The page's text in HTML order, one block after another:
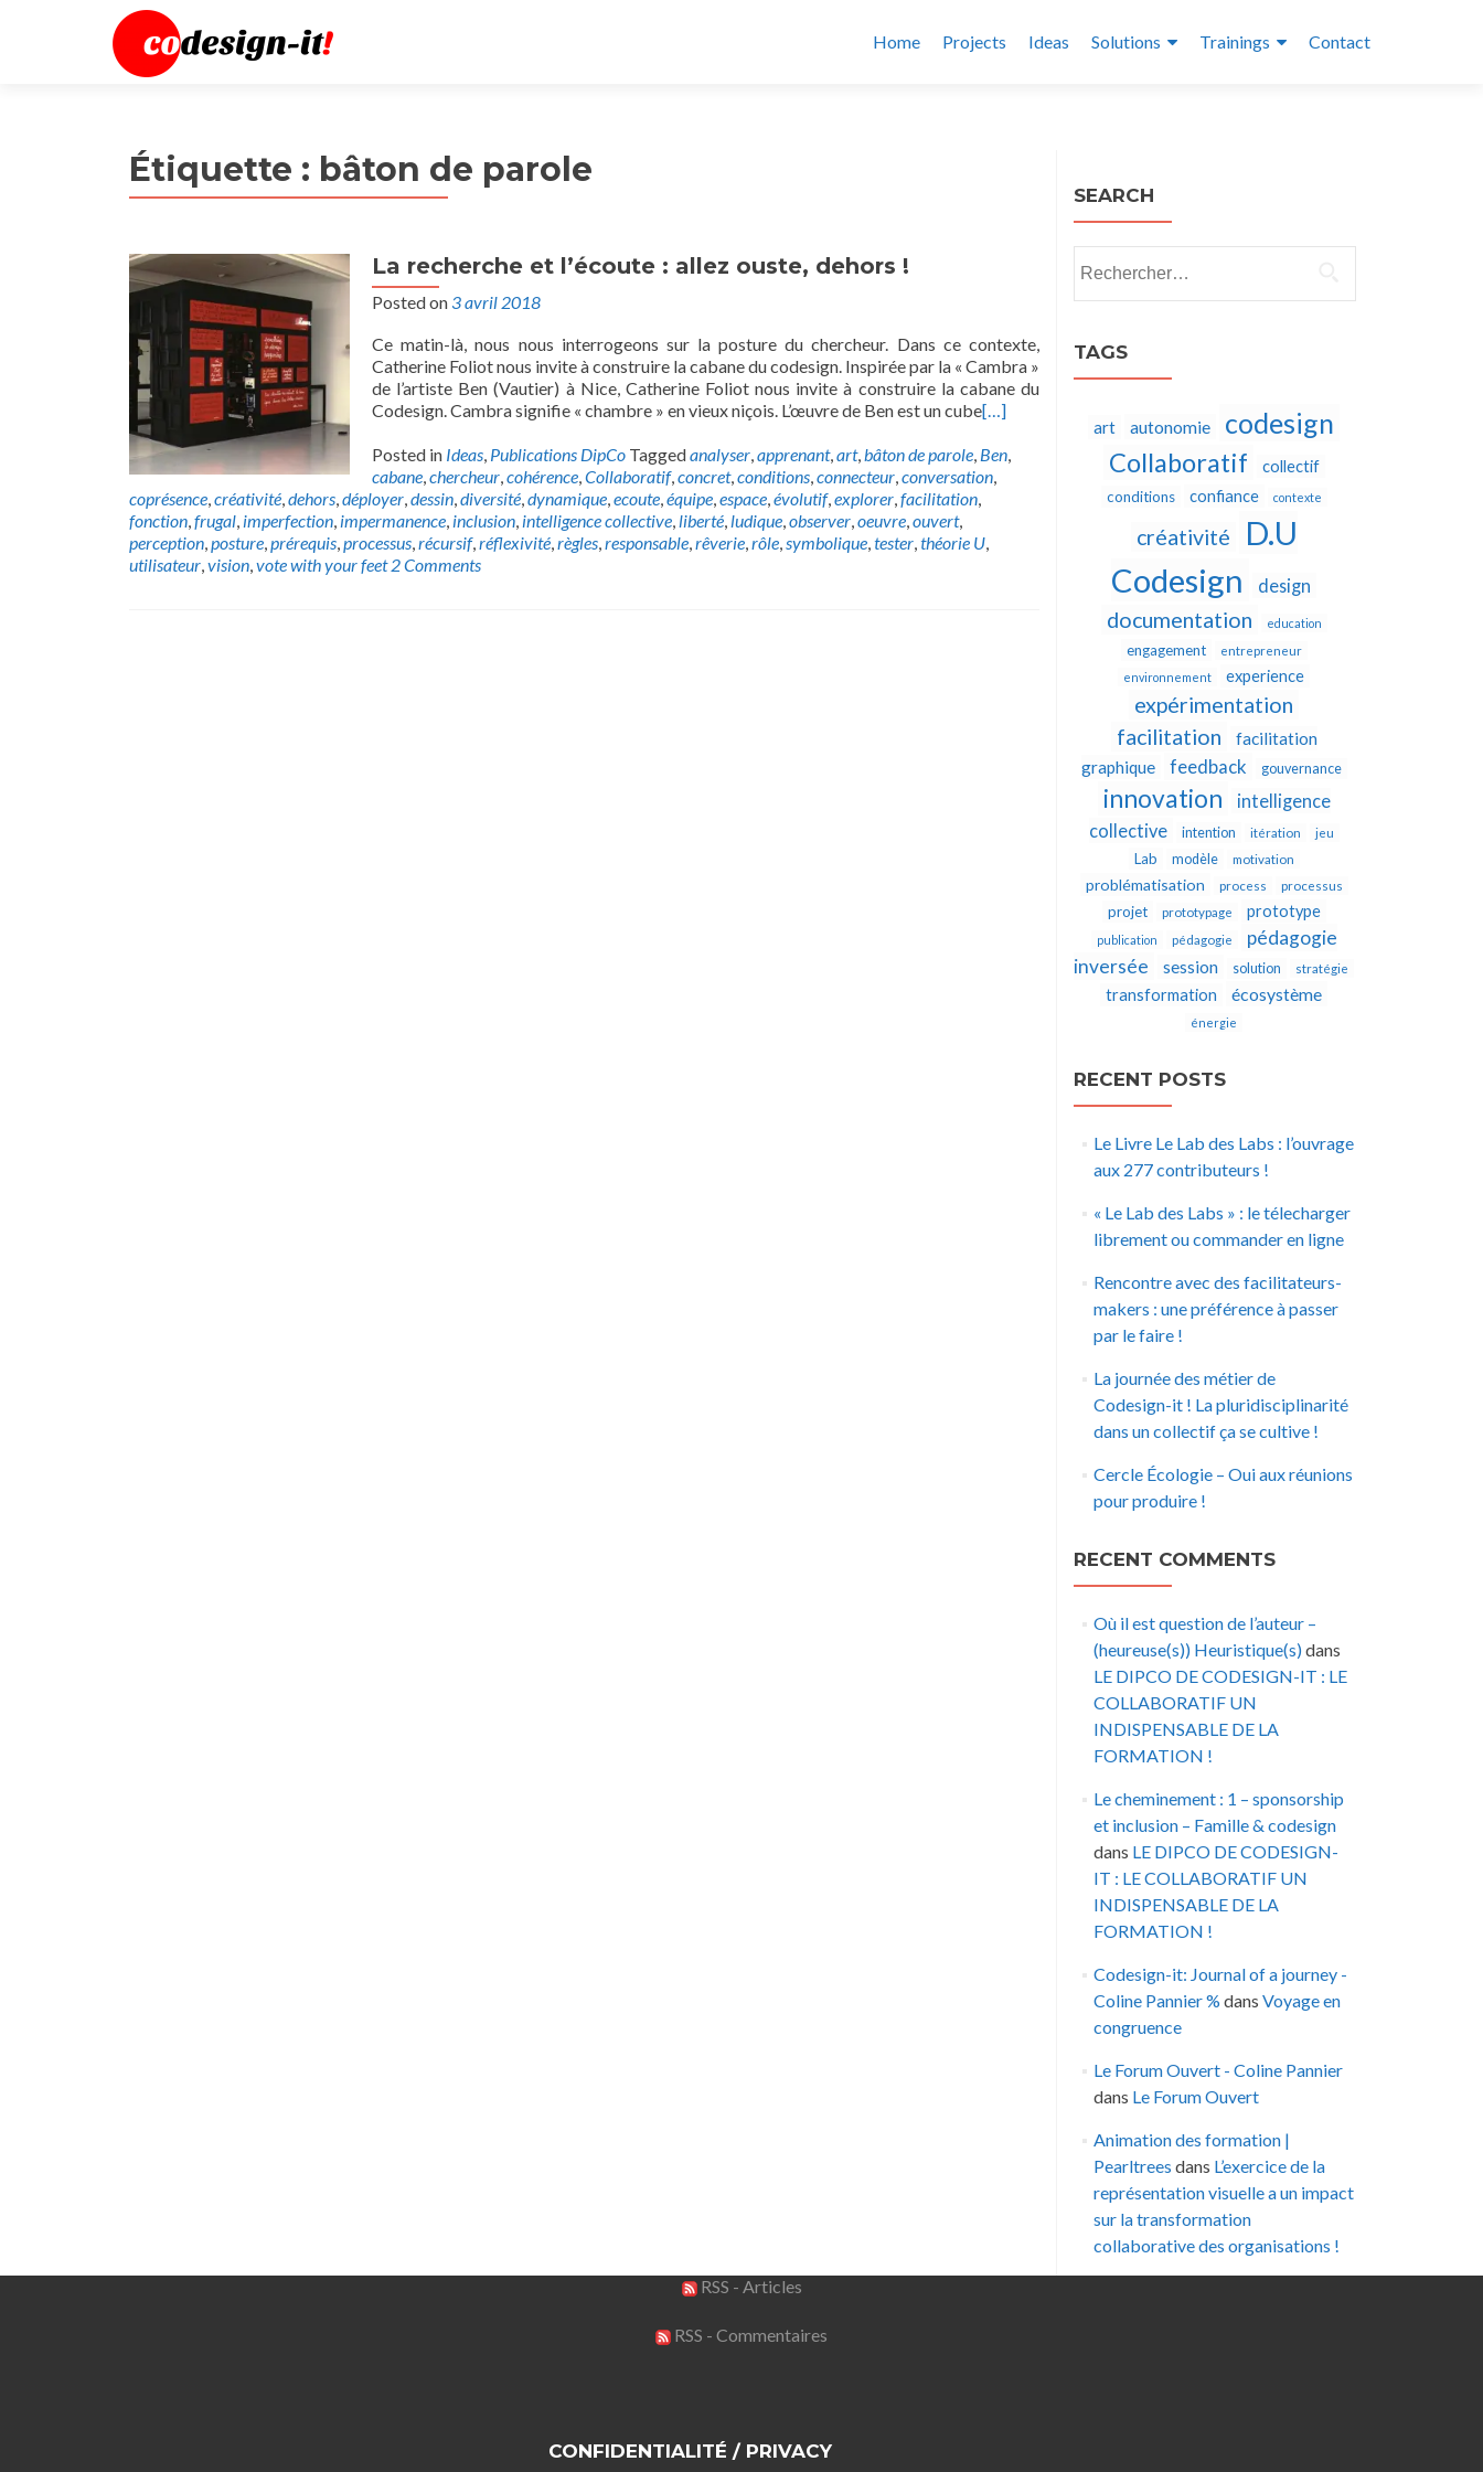
Home Projects Ideas Solutions Trainings Contact
Étiquette : bâton de parole
La recherche et l’écoute : allez ouste, dehors !
Posted on 3 avril 2018
Ce matin-là, nous nous interrogeons sur la posture du chercheur. Dans ce contexte,
Catherine Foliot nous invite à construire la cabane du codesign. Inspirée par la « Cambra »
de l’artiste Ben (Vautier) à Nice, Catherine Foliot nous invite à construire la cabane du
Codesign. Cambra signifie « chambre » en vieux niçois. L’œuvre de Ben est un cube[…]
Posted in Ideas, Publications DipCo Taggedanalyser,apprenant,art,bâton de parole, Ben,
cabane,chercheur,cohérence,Collaboratif,concret,conditions,connecteur,conversation,
coprésence,créativité,dehors,déployer,dessin,diversité,dynamique,ecoute,équipe,espace,évolutif,explorer,facilitation,
fonction,frugal, imperfection, impermanence, inclusion, intelligence collective, liberté, ludique,observer,oeuvre,ouvert,
perception,posture,prérequis,processus,récursif,réflexivité,règles,responsable,rêverie,rôle,symbolique,tester,théorie U,
utilisateur,vision,vote with your feet 2 Comments
SEARCH
TAGS
art autonomie codesign
Collaboratif collectif
conditions confiance contexte
créativité
D.U
Codesign
design
documentation education
engagement
entrepreneur
environnement
experience
expérimentation
facilitation
facilitation
graphique
feedback gouvernance
innovation
intelligence
collective
intention itération jeu
Lab modèle motivation
problématisation process processus
projet prototypage prototype
publication pédagogie
pédagogie
inversée
session solution stratégie
transformation écosystème
énergie
RECENT POSTS
Le Livre Le Lab des Labs : l’ouvrage
aux 277 contributeurs !
« Le Lab des Labs » : le télecharger
librement ou commander en ligne
Rencontre avec des facilitateurs-
makers : une préférence à passer
par le faire !
La journée des métier de
Codesign-it ! La pluridisciplinarité
dans un collectif ça se cultive !
Cercle Écologie – Oui aux réunions
pour produire !
RECENT COMMENTS
Où il est question de l’auteur –
(heureuse(s)) Heuristique(s)dans
LE DIPCO DE CODESIGN-IT : LE
COLLABORATIF UN
INDISPENSABLE DE LA
FORMATION !
Le cheminement : 1 – sponsorship
et inclusion – Famille & codesign
dans LE DIPCO DE CODESIGN-
IT : LE COLLABORATIF UN
INDISPENSABLE DE LA
FORMATION !
Codesign-it: Journal of a journey -
Coline Pannier % dans Voyage en
congruence
Le Forum Ouvert - Coline Pannier
dans Le Forum Ouvert
Animation des formation |
Pearltrees dans L’exercice de la
représentation visuelle a un impact
sur la transformation
collaborative des organisations !
RSS - Articles
RSS - Commentaires
CONFIDENTIALITÉ / PRIVACY